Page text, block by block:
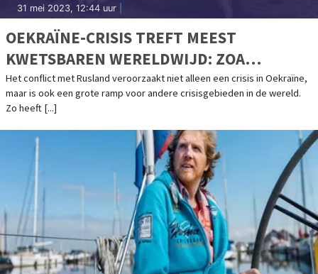
31 mei 2023, 12:44 uur
OEKRAÏNE-CRISIS TREFT MEEST
KWETSBAREN WERELDWIJD: ZOA
PUBLICEERT JAARVERSLAG 2022
Het conflict met Rusland veroorzaakt niet alleen een crisis in Oekraïne,
maar is ook een grote ramp voor andere crisisgebieden in de wereld.
Zo heeft [...]